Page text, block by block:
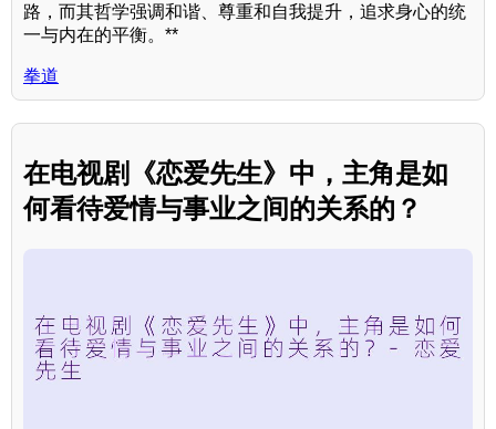
路，而其哲学强调和谐、尊重和自我提升，追求身心的统
一与内在的平衡。**
拳道
在电视剧《恋爱先生》中，主角是如
何看待爱情与事业之间的关系的？